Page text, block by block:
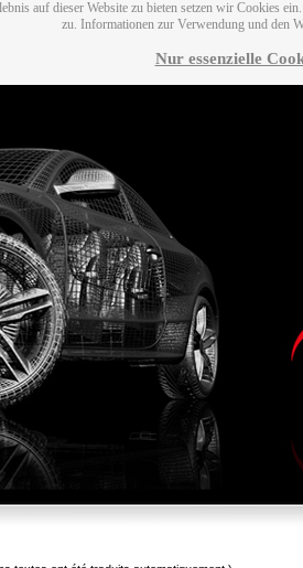
auf dieser Website zu bieten setzen wir Cookies
zu. Informationen zur Verwendung und den
Nur essenzielle